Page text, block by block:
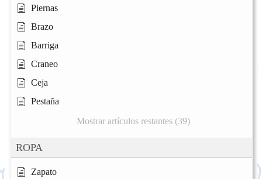
Piernas
Brazo
Barriga
Craneo
Ceja
Pestaña
Mostrar artículos restantes (39)
ROPA
Zapato